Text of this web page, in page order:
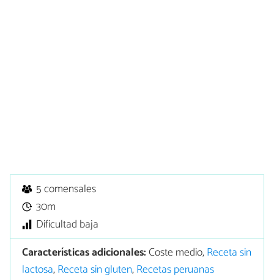
5 comensales
30m
Dificultad baja
Características adicionales:Coste medio,Receta sin
lactosa,Receta sin gluten,Recetas peruanas